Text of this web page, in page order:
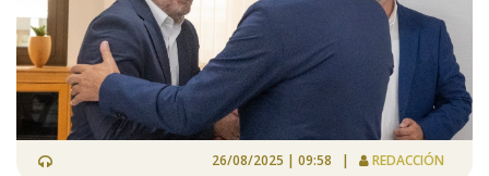
26/08/2025 | 09:58 | REDACCIÓN